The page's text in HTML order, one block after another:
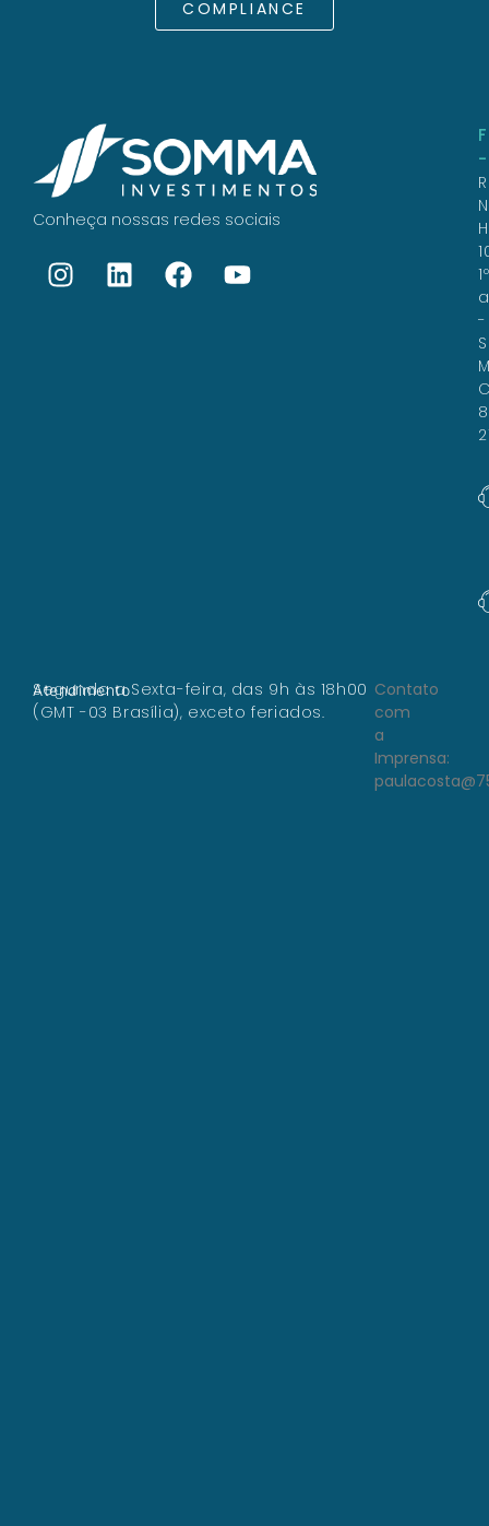
COMPLIANCE
Conheça nossas redes sociais
1º
-
Atendimento
Segunda a Sexta-feira, das 9h às 18h00
(GMT -03 Brasília), exceto feriados.
Contato
com
a
Imprensa: